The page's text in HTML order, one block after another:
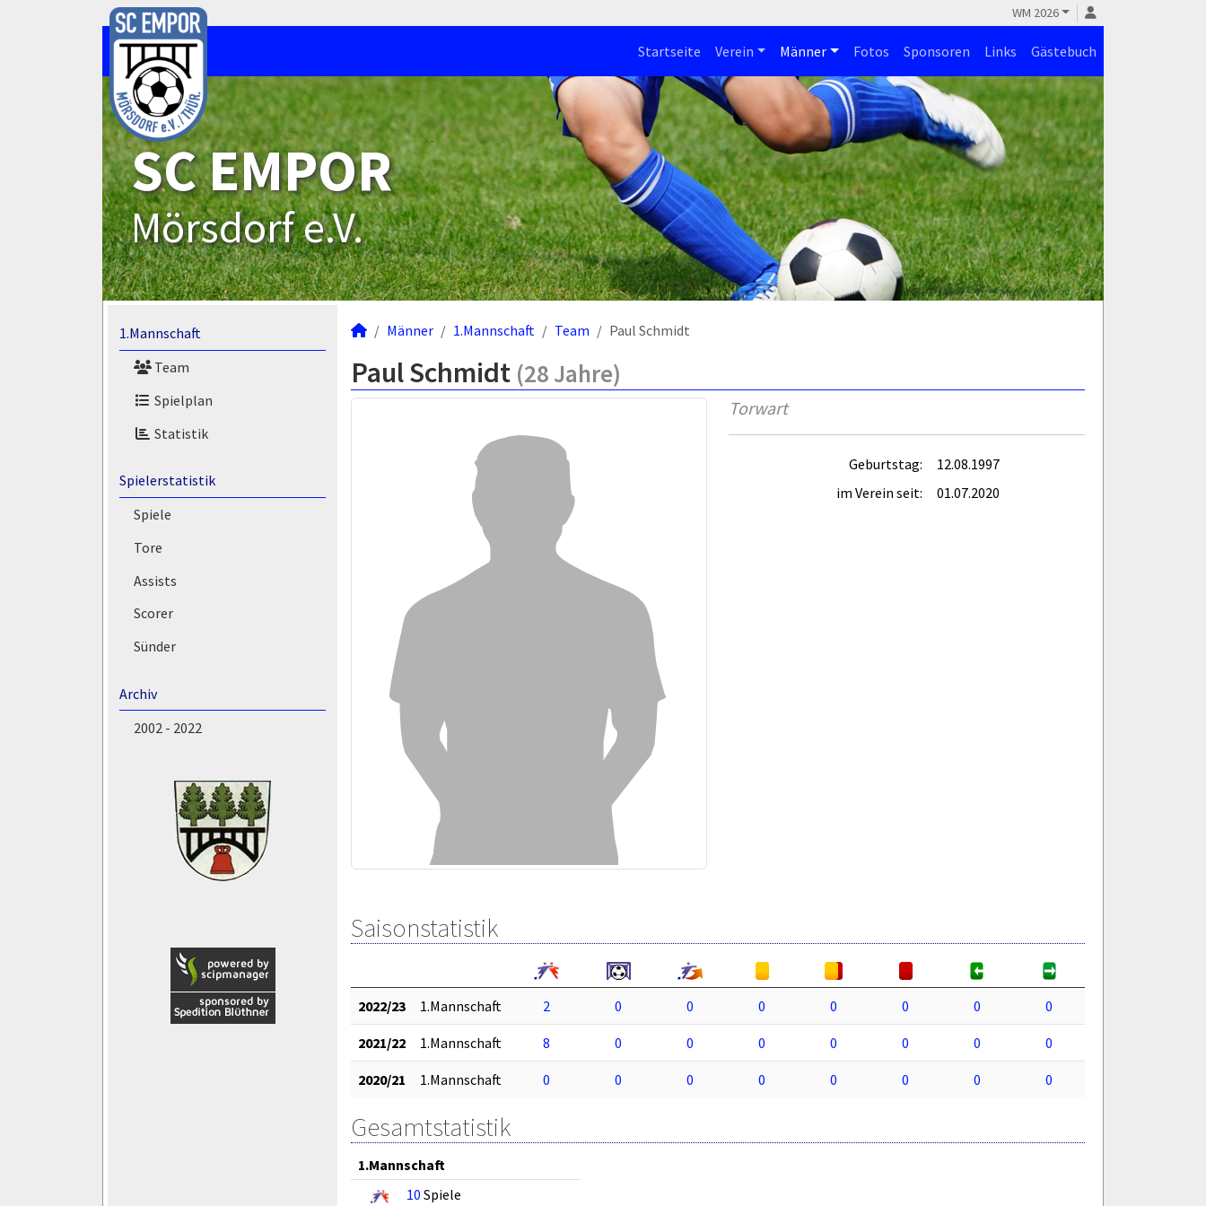
WM 2026
Startseite Verein Männer Fotos Sponsoren Links Gästebuch
SC EMPOR
Mörsdorf e.V.
1.Mannschaft
Team
Spielplan
Statistik
Spielerstatistik
Spiele
Tore
Assists
Scorer
Sünder
Archiv
2002 - 2022
Männer 1.Mannschaft Team Paul Schmidt
Paul Schmidt (28 Jahre)
Torwart
Geburtstag:
12.08.1997
im Verein seit:
01.07.2020
Saisonstatistik
2022/23 1.Mannschaft 2 0 0 0 0 0 0 0
2021/22 1.Mannschaft 8 0 0 0 0 0 0 0
2020/21 1.Mannschaft 0 0 0 0 0 0 0 0
Gesamtstatistik
1.Mannschaft
10 Spiele